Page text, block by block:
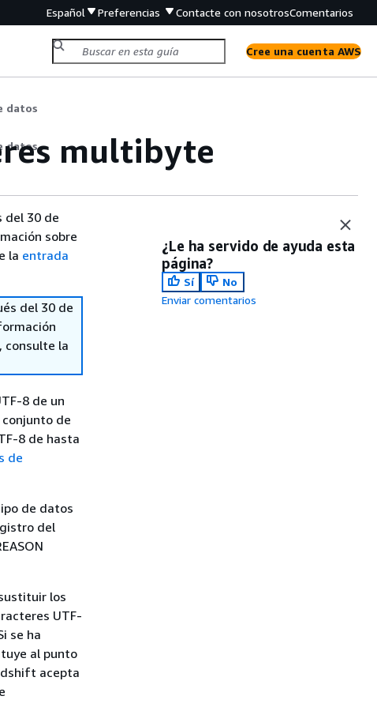
Español Preferencias Contacte con nosotrosComentarios
Cree una cuenta AWS
datos
datos multibyte
del 30 de
sobre
la entrada
del 30 de
consulte la
8 de un
de
8 de hasta
de
de datos
del
los
UTF-
se ha
al punto
acepta
¿Le ha servido de ayuda esta
página?
Sí
No
Enviar comentarios